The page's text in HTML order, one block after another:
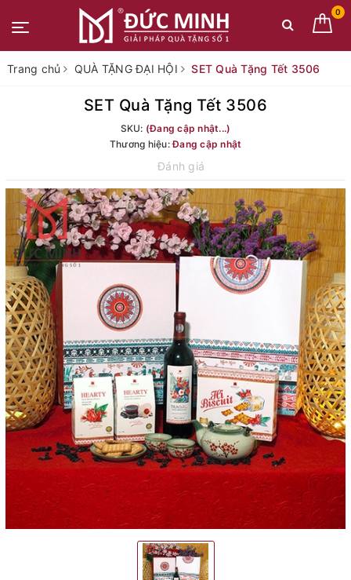
0
Trang chủ QUÀ TẶNG ĐẠI HỘI SET Quà Tặng Tết 3506
SET Quà Tặng Tết 3506
SKU: (Đang cập nhật...)
Thương hiệu:Đang cập nhật
Đánh giá